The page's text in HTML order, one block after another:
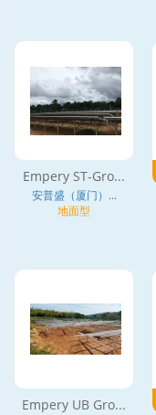
Empery ST-Gro...
安普盛（厦门）...
地面型
Empery UB Gro...